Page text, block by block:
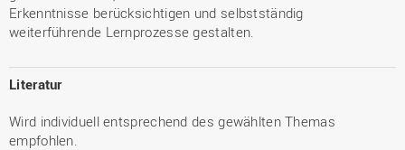
Erkenntnisse berücksichtigen und selbstständig
weiterführende Lernprozesse gestalten.
Literatur
Wird individuell entsprechend des gewählten Themas
empfohlen.